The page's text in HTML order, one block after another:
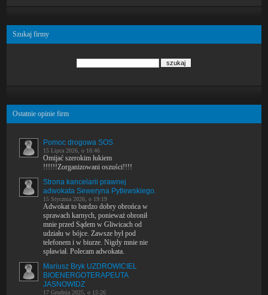
Szukaj firmy
Ostatnie opinie firm
Pomoc drogowa SOS
15 Lipca 2026, o 16:46
Omijać szerokim łukiem
!!!!!!Zorganizowani oszuści!!!!
Strona kancelarii prawnej
adwokata Seweryna Pytlewskiego.
15 Stycznia 2026, o 19:19
Adwokat to bardzo dobry obrońca w
sprawach karnych, ponieważ obronił
mnie przed Sądem w Gliwicach od
udziału w bójce. Zawsze był pod
telefonem i w biurze. Nigdy mnie nie
spławiał. Polecam adwokata.
Mariusz Bryk UZDROWICIEL
BIOENERGOTERAPEUTA
JASNOWIDZ
17 Grudnia 2025, o 15:26